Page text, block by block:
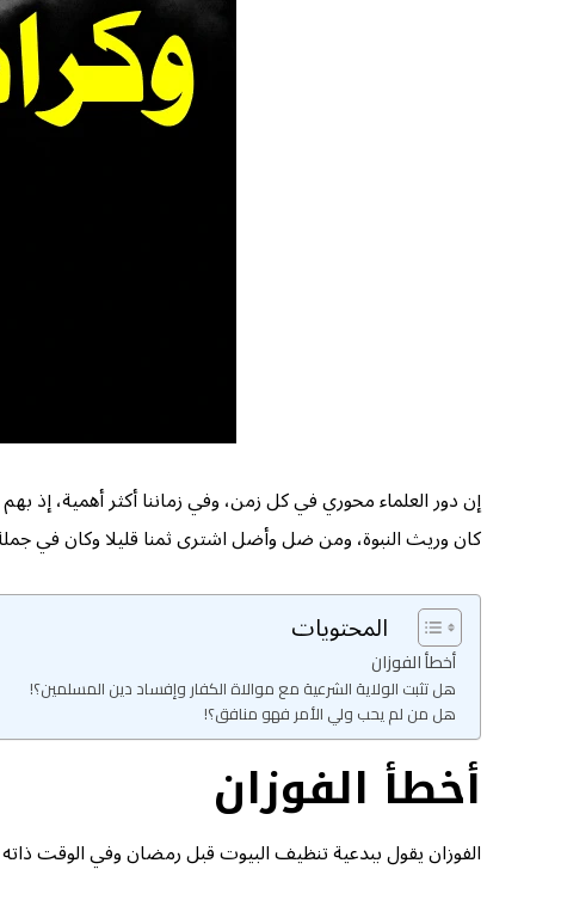
إن دور العلماء محوري في كل زمن، وفي زماننا أكثر أهمية، إذ
كان وريث النبوة، ومن ضل وأضل اشترى ثمنا قليلا وكان في جملة
المحتويات
أخطأ الفوزان
هل تثبت الولاية الشرعية مع موالاة الكفار وإفساد دين المسلمين؟!
هل من لم يحب ولي الأمر فهو منافق؟!
أخطأ الفوزان
الفوزان يقول ببدعية تنظيف البيوت قبل رمضان وفي الوقت